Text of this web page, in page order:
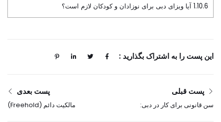
1.10.6 آیا ویزای دبی برای نوزادان و کودکان لازم است؟
این پست را به اشتراک بگذارید :
پست قبلی
سن قانونی برای کار در دبی:
پست بعدی
مالکیت دائم (Freehold)